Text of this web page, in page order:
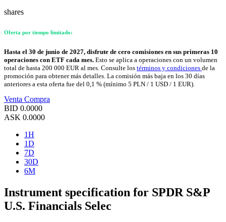
shares
Oferta por tiempo limitado:
Hasta el 30 de junio de 2027, disfrute de cero comisiones en sus primeras 10
operaciones con ETF cada mes. Esto se aplica a operaciones con un volumen
total de hasta 200 000 EUR al mes. Consulte los términos y condiciones de la
promoción para obtener más detalles. La comisión más baja en los 30 días
anteriores a esta oferta fue del 0,1 % (mínimo 5 PLN / 1 USD / 1 EUR).
Venta Compra
BID 0.0000
ASK 0.0000
1H
1D
7D
30D
6M
Instrument specification for SPDR S&P
U.S. Financials Selec